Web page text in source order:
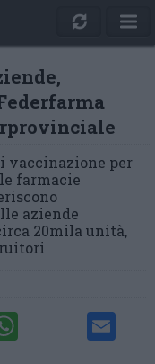
vaccinazione per
farmacie
aziende
20mila unità,